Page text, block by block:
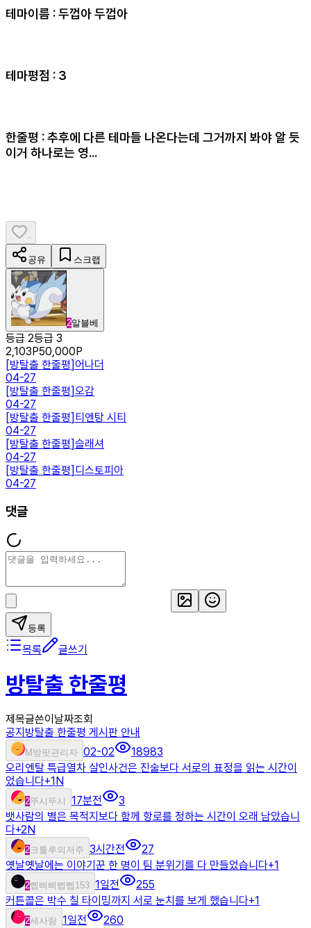
테마이름 : 두껍아 두껍아
테마평점 : 3
한줄평 : 추후에 다른 테마들 나온다는데 그거까지 봐야 알 듯
이거 하나로는 영...
-
공유 스크랩
2알블베
등급 2등급 3
2,103P50,000P
[방탈출 한줄평]어나더
04-27
[방탈출 한줄평]오감
04-27
[방탈출 한줄평] 티엔탕 시티
04-27
[방탈출 한줄평]슬래셔
04-27
[방탈출 한줄평] 디스토피아
04-27
댓글
등록
목록 글쓰기
방탈출 한줄평
제목글쓴이 날짜조회
공지 방탈출 한줄평 게시판 안내
M 방팟관리자 02-02
18983
오리엔탈 특급열차 살인사건은 진술보다 서로의 표정을 읽는 시간이
었습니다+1 N
2뚜시뚜시 17분전
3
뱃사람의 별은 목적지보다 함께 항로를 정하는 시간이 오래 남았습니
다+2 N
2크툴루의저주 3시간전
27
옛날옛날에는 이야기꾼 한 명이 팀 분위기를 다 만들었습니다+1
2삡삐삐삡삡153 1일전
255
커튼콜은 박수 칠 타이밍까지 서로 눈치를 보게 했습니다+1
2세사람 1일전
260